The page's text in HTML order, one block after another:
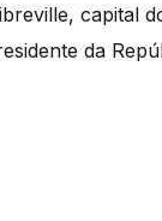
capital
da